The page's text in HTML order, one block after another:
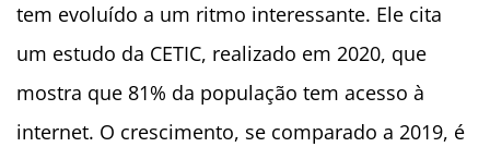
tem evoluído a um ritmo interessante. Ele cita
um estudo da CETIC, realizado em 2020, que
mostra que 81% da população tem acesso à
internet. O crescimento, se comparado a 2019, é